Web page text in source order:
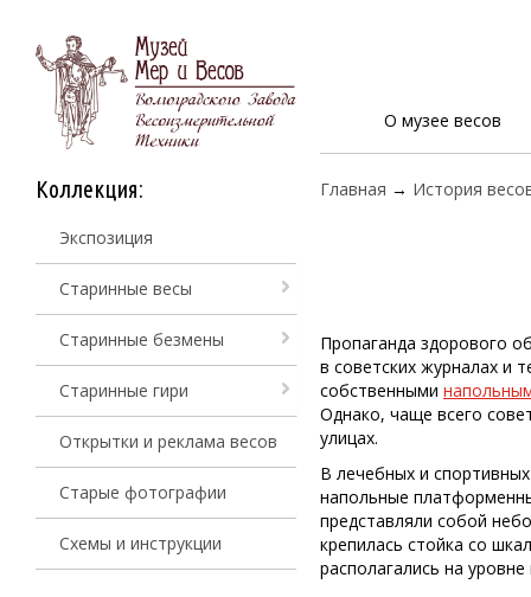
О музее весов
Коллекция:
Экспозиция
Старинные весы
Старинные безмены
Старинные гири
Открытки и реклама весов
Старые фотографии
Схемы и инструкции
Главная → История
Пропаганда здорового
в советских журналах и
собственными
Однако, чаще всего
улицах.
В лечебных и
напольные
представляли собой
крепилась стойка со
располагались на